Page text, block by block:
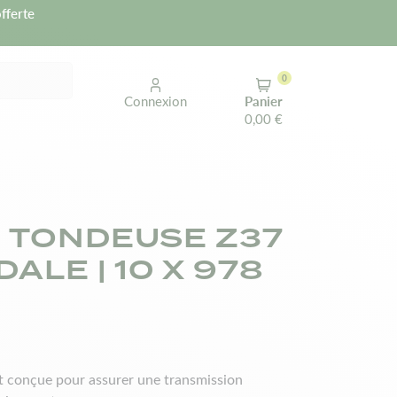
Connexion
Panier
0,00 €
0
TONDEUSE Z37
| 10 X 978
pour assurer une transmission